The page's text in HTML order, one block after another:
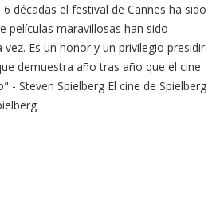
décadas el festival de Cannes ha sido
películas maravillosas han sido
Es un honor y un privilegio presidir
demuestra año tras año que el cine
- Steven Spielberg El cine de Spielberg